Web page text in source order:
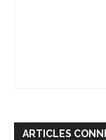
ARTICLES